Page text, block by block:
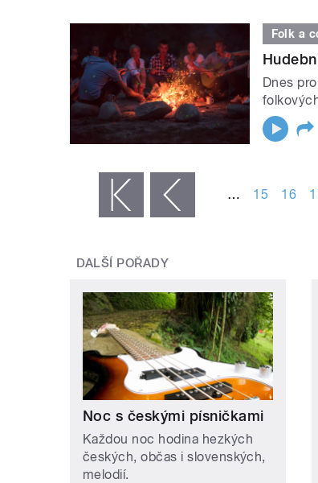
Folk a
Dnes
‹ předchozí … 15 16
DALŠÍ POŘADY
Noc s českými písničkami
Každou noc hodina hezkých
českých, občas i slovenských,
melodií.